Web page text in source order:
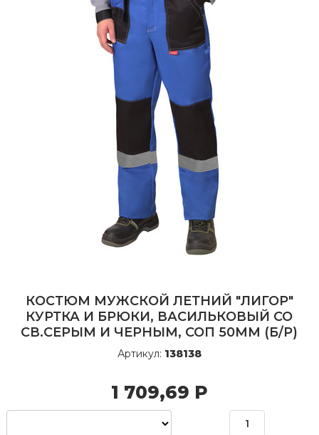
КОСТЮМ МУЖСКОЙ ЛЕТНИЙ "ЛИГОР"
КУРТКА И БРЮКИ, ВАСИЛЬКОВЫЙ СО
СВ.СЕРЫМ И ЧЕРНЫМ, СОП 50ММ (Б/Р)
Артикул: 138138
1 709,69 Р